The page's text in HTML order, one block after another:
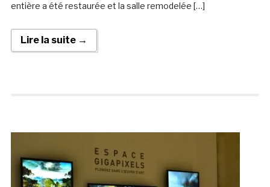
entière a été restaurée et la salle remodelée […]
Lire la suite →